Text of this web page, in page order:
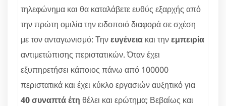
τηλεφώνημα και θα καταλάβετε ευθύς εξαρχής από
την πρώτη ομιλία την ειδοποιό διαφορά σε σχέση
με τον ανταγωνισμό: Τηνευγένεια και τηνεμπειρία
αντιμετώπισης περιστατικών. Όταν έχει
εξυπηρετήσει κάποιος πάνω από 100000
περιστατικά και έχει κύκλο εργασιών αυξητικό για
40 συναπτά έτη θέλει και ερώτημα; Βεβαίως και